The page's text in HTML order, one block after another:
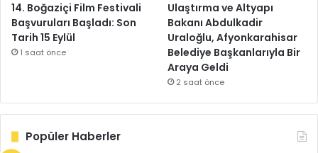
14. Boğaziçi Film Festivali
Başvuruları Başladı: Son
Tarih 15 Eylül
1 saat önce
Ulaştırma ve Altyapı
Bakanı Abdulkadir
Uraloğlu, Afyonkarahisar
Belediye Başkanlarıyla Bir
Araya Geldi
2 saat önce
Popüler Haberler